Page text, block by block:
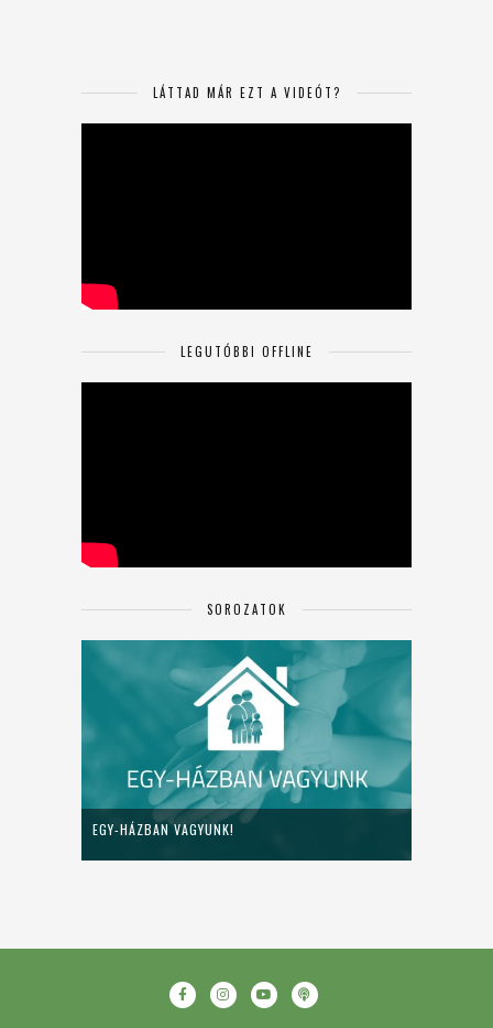
LÁTTAD MÁR EZT A VIDEÓT?
LEGUTÓBBI OFFLINE
SOROZATOK
EGY-HÁZBAN VAGYUNK!